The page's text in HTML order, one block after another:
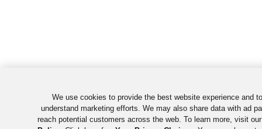
We use cookies to provide the best website experience and
understand marketing efforts. We may also share data with ad
reach potential customers across the web. To learn more, visit